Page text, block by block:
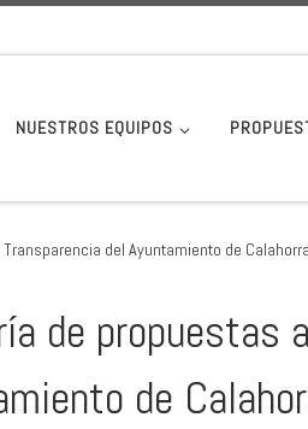
NUESTROS EQUIPOS
del Ayuntamiento de
de propuestas
de